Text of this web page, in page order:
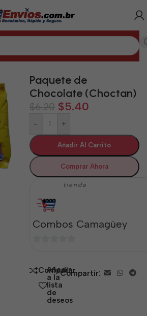
Varios Camagüey
Paquete de
Chocolate (Choctan)
$6.20 $5.40
- +
Añadir Al Carrito
Comprar Ahora
tienda
Combos Camagüey
5 Comparar
Añadir
a la
lista
de
deseos
Compartir: